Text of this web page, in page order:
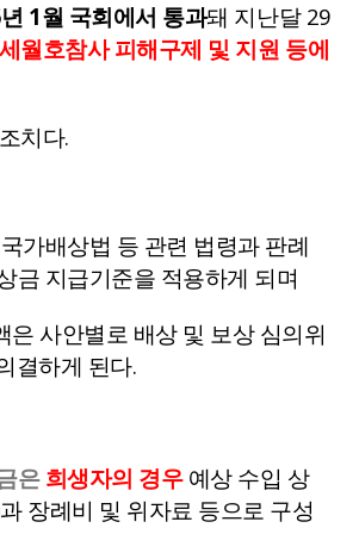
1월 국회에서 통과돼 지난달 29
세월호참사 피해구제 및 지원 등에
치다.
가배상법 등 관련 법령과 판례
금 지급기준을 적용하게 되며
은 사안별로 배상 및 보상 심의위
결하게 된다.
은 희생자의 경우예상 수입 상
과 장례비 및 위자료 등으로 구성